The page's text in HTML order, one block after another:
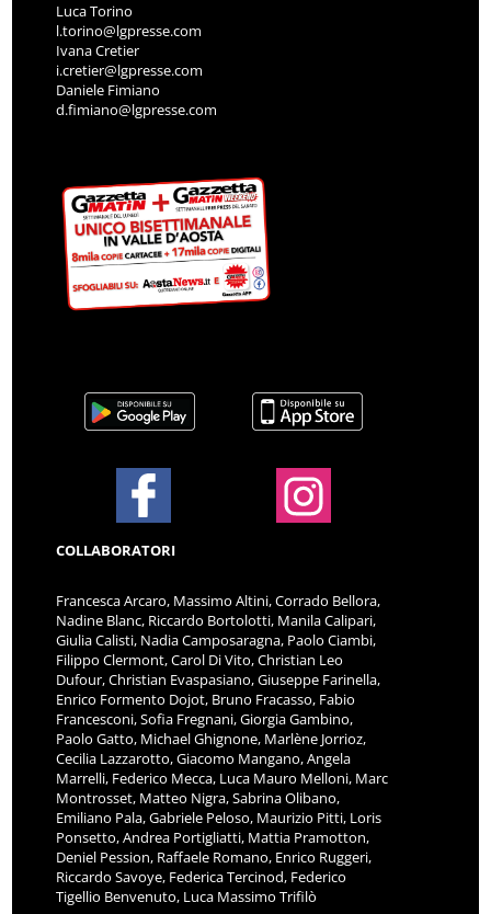
Luca Torino
l.torino@lgpresse.com
Ivana Cretier
i.cretier@lgpresse.com
Daniele Fimiano
d.fimiano@lgpresse.com
COLLABORATORI
Francesca Arcaro, Massimo Altini, Corrado Bellora,
Nadine Blanc, Riccardo Bortolotti, Manila Calipari,
Giulia Calisti, Nadia Camposaragna, Paolo Ciambi,
Filippo Clermont, Carol Di Vito, Christian Leo
Dufour, Christian Evaspasiano, Giuseppe Farinella,
Enrico Formento Dojot, Bruno Fracasso, Fabio
Francesconi, Sofia Fregnani, Giorgia Gambino,
Paolo Gatto, Michael Ghignone, Marlène Jorrioz,
Cecilia Lazzarotto, Giacomo Mangano, Angela
Marrelli, Federico Mecca, Luca Mauro Melloni, Marc
Montrosset, Matteo Nigra, Sabrina Olibano,
Emiliano Pala, Gabriele Peloso, Maurizio Pitti, Loris
Ponsetto, Andrea Portigliatti, Mattia Pramotton,
Deniel Pession, Raffaele Romano, Enrico Ruggeri,
Riccardo Savoye, Federica Tercinod, Federico
Tigellio Benvenuto, Luca Massimo Trifilò